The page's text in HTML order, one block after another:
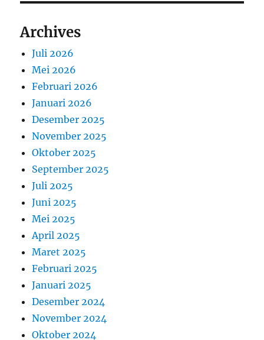
Archives
Juli 2026
Mei 2026
Februari 2026
Januari 2026
Desember 2025
November 2025
Oktober 2025
September 2025
Juli 2025
Juni 2025
Mei 2025
April 2025
Maret 2025
Februari 2025
Januari 2025
Desember 2024
November 2024
Oktober 2024